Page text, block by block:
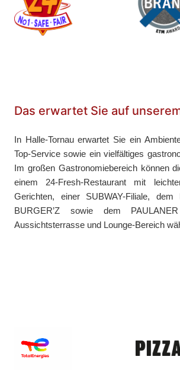
Das erwartet Sie auf
In Halle-Tornau erwartet Sie ein
Top-Service sowie ein vielfältiges
Im großen Gastronomiebereich können
einem 24-Fresh-Restaurant mit
Gerichten, einer SUBWAY-Filiale, dem
BURGER’Z sowie dem
Aussichtsterrasse und Lounge-Bereich